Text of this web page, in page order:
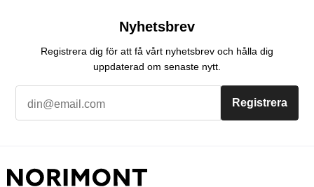
Nyhetsbrev
Registrera dig för att få vårt nyhetsbrev och hålla dig
uppdaterad om senaste nytt.
Registrera